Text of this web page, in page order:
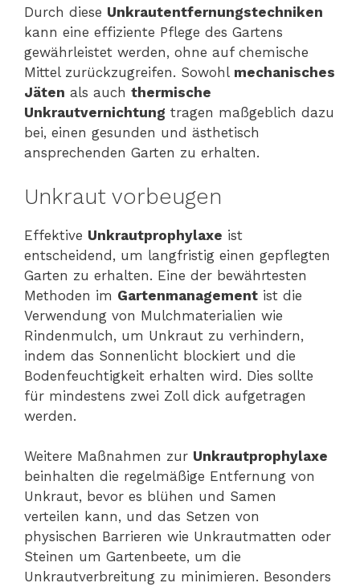
Durch diese Unkrautentfernungstechniken
kann eine effiziente Pflege des Gartens
gewährleistet werden, ohne auf chemische
Mittel zurückzugreifen. Sowohl mechanisches
Jäten als auch thermische
Unkrautvernichtung tragen maßgeblich dazu
bei, einen gesunden und ästhetisch
ansprechenden Garten zu erhalten.
Unkraut vorbeugen
Effektive Unkrautprophylaxe ist
entscheidend, um langfristig einen gepflegten
Garten zu erhalten. Eine der bewährtesten
Methoden im Gartenmanagement ist die
Verwendung von Mulchmaterialien wie
Rindenmulch, um Unkraut zu verhindern,
indem das Sonnenlicht blockiert und die
Bodenfeuchtigkeit erhalten wird. Dies sollte
für mindestens zwei Zoll dick aufgetragen
werden.
Weitere Maßnahmen zur Unkrautprophylaxe
beinhalten die regelmäßige Entfernung von
Unkraut, bevor es blühen und Samen
verteilen kann, und das Setzen von
physischen Barrieren wie Unkrautmatten oder
Steinen um Gartenbeete, um die
Unkrautverbreitung zu minimieren. Besonders